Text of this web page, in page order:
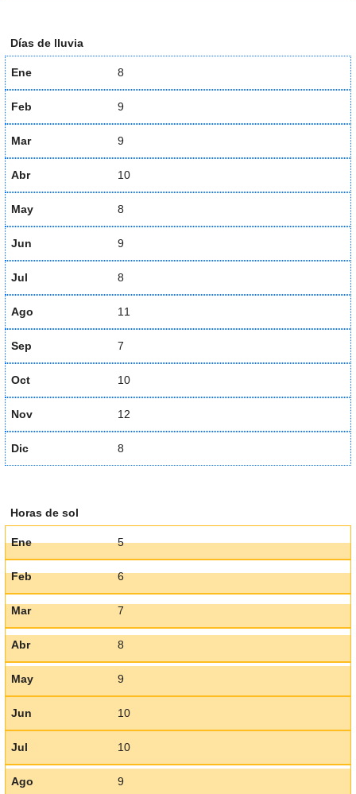
Días de lluvia
Ene 8
Feb 9
Mar 9
Abr 10
May 8
Jun 9
Jul 8
Ago 11
Sep 7
Oct 10
Nov 12
Dic 8
Horas de sol
Ene 5
Feb 6
Mar 7
Abr 8
May 9
Jun 10
Jul 10
Ago 9